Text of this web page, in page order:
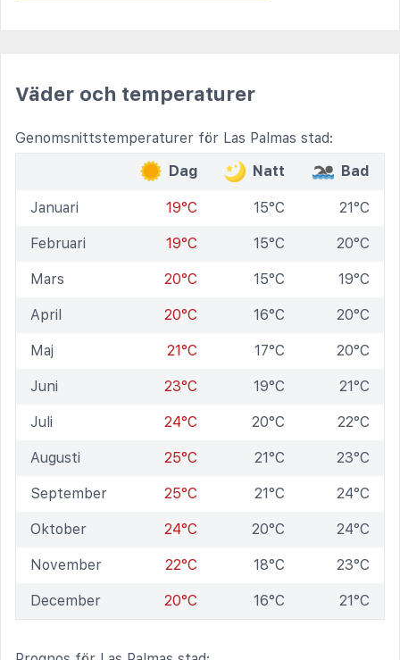
Väder och temperaturer
Genomsnittstemperaturer för Las Palmas stad:
Dag
Natt Bad
Januari 19°C 15°C 21°C
Februari 19°C 15°C 20°C
Mars 20°C 15°C 19°C
April 20°C 16°C 20°C
Maj 21°C 17°C 20°C
Juni 23°C 19°C 21°C
Juli 24°C 20°C 22°C
Augusti 25°C 21°C 23°C
September 25°C 21°C 24°C
Oktober 24°C 20°C 24°C
November 22°C 18°C 23°C
December 20°C 16°C 21°C